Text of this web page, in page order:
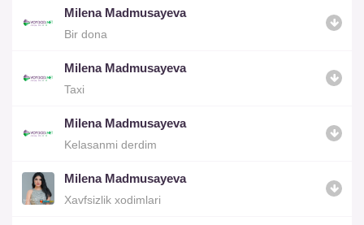
Milena Madmusayeva
Bir dona
Milena Madmusayeva
Taxi
Milena Madmusayeva
Kelasanmi derdim
Milena Madmusayeva
Xavfsizlik xodimlari